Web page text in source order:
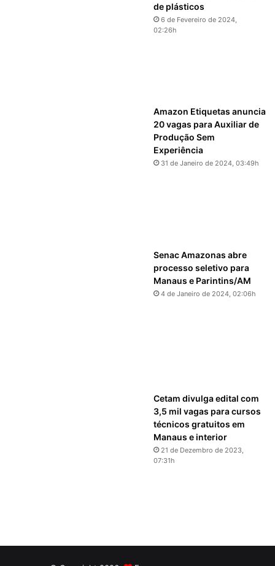
de plásticos
6 de Fevereiro de 2024,
02:26h
Amazon Etiquetas anuncia
20 vagas para Auxiliar de
Produção Sem
Experiência
31 de Janeiro de 2024, 03:49h
Senac Amazonas abre
processo seletivo para
Manaus e Parintins/AM
4 de Janeiro de 2024, 02:06h
Cetam divulga edital com
3,5 mil vagas para cursos
técnicos gratuitos em
Manaus e interior
21 de Dezembro de 2023,
07:31h